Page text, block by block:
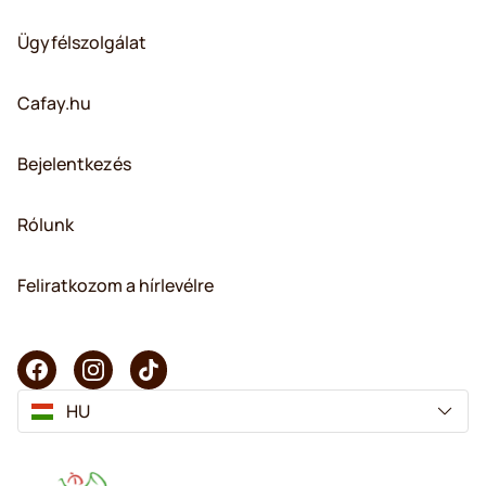
Ügyfélszolgálat
Cafay.hu
Bejelentkezés
Rólunk
Feliratkozom a hírlevélre
HU